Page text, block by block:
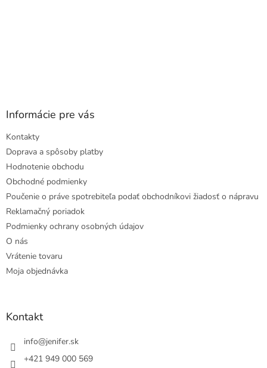
Informácie pre vás
Kontakty
Doprava a spôsoby platby
Hodnotenie obchodu
Obchodné podmienky
Poučenie o práve spotrebiteľa podať obchodníkovi žiadosť o nápravu
Reklamačný poriadok
Podmienky ochrany osobných údajov
O nás
Vrátenie tovaru
Moja objednávka
Kontakt
info@jenifer.sk
+421 949 000 569